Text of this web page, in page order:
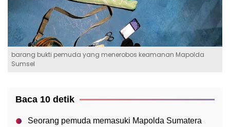
barang bukti pemuda yang menerobos keamanan Mapolda
Sumsel
Baca 10 detik
Seorang pemuda memasuki Mapolda Sumatera